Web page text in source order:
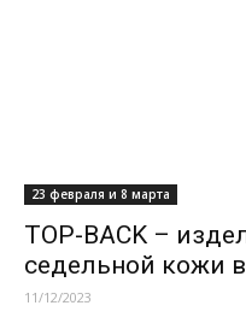
23 февраля и 8 марта
TOP-BACK –
седельной кожи
11/12/2023